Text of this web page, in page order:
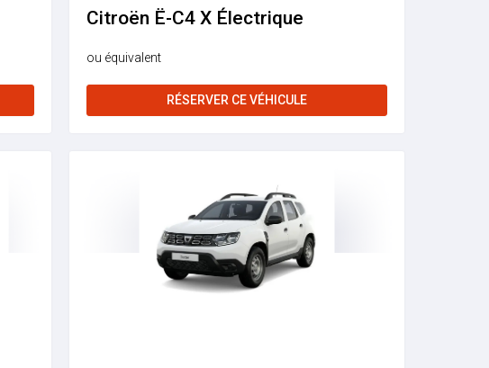
Citroën Ë-C4 X Électrique
ou équivalent
RÉSERVER CE VÉHICULE